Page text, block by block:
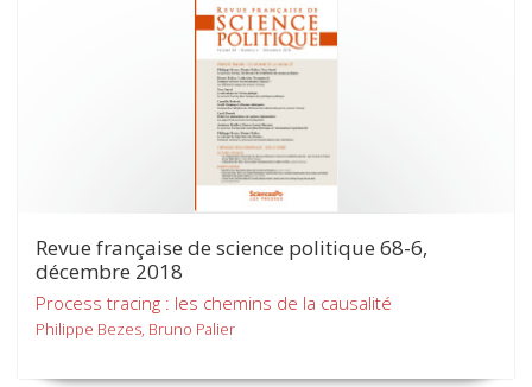
Revue française de science politique 68-6,
décembre 2018
Process tracing : les chemins de la causalité
Philippe Bezes, Bruno Palier